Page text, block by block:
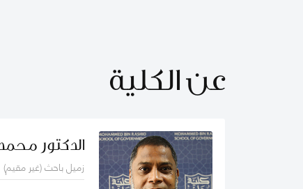
عن الكلية
الدكتور
زميل باحث (غير مقيم)